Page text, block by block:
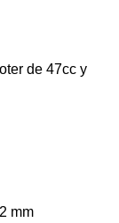
de 47cc y
mm